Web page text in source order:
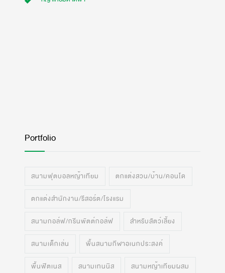
Portfolio
สนามฟุตบอลหญ้าเทียม ตกแต่งสวน/บ้าน/คอนโด
ตกแต่งสำนักงาน/รีสอร์ต/โรงแรม
สนามกอล์ฟ/กรีนพัตต์กอล์ฟ สำหรับสัตว์เลี้ยง
สนามเด็กเล่น พื้นสนามกีฬาอเนกประสงค์
พื้นฟิตเนส สนามเทนนิส สนามหญ้าเทียมผสม